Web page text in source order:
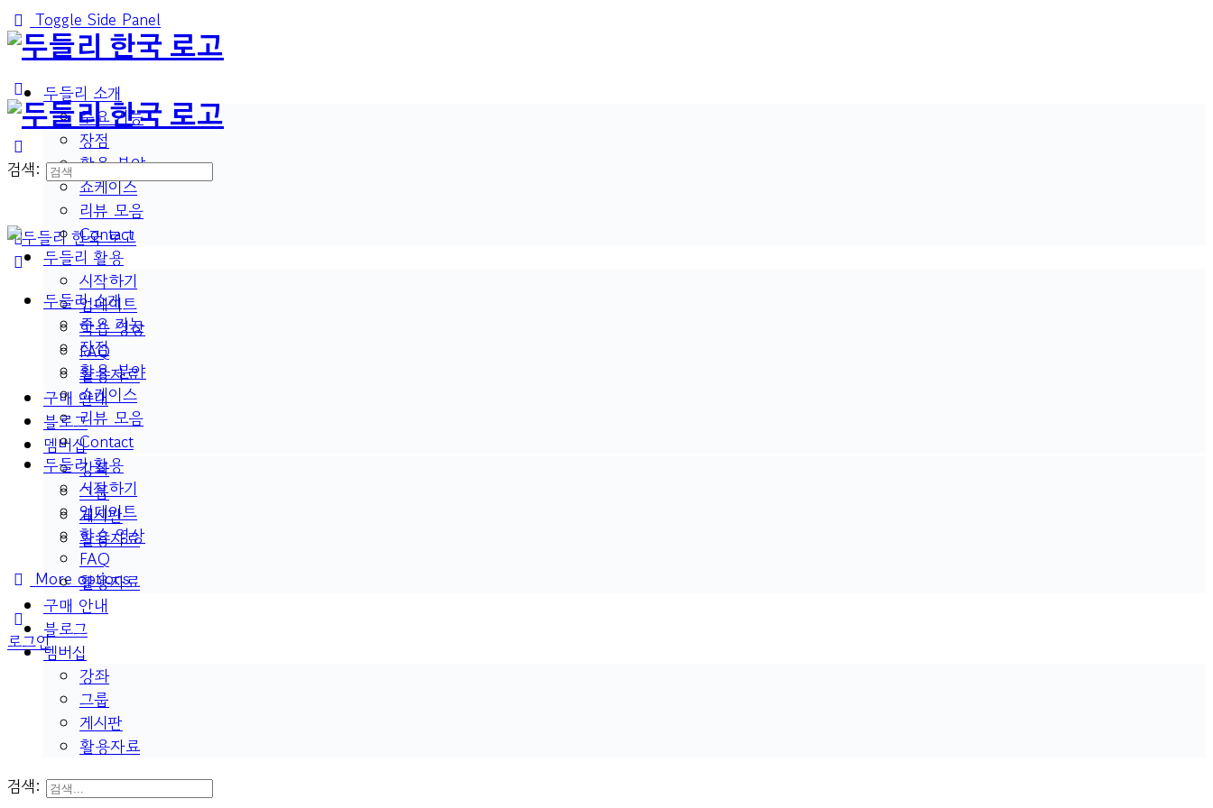
Toggle Side Panel
두들리 소개
주요 기능
장점
활용 분야
쇼케이스
리뷰 모음
Contact
두들리 활용
시작하기
업데이트
학습 영상
FAQ
활용자료
구매 안내
블로그
멤버십
강좌
그룹
게시판
활용자료
More options
로그인
검색:
두들리 소개
주요 기능
장점
활용 분야
쇼케이스
리뷰 모음
Contact
두들리 활용
시작하기
업데이트
학습 영상
FAQ
활용자료
구매 안내
블로그
멤버십
강좌
그룹
게시판
활용자료
검색: